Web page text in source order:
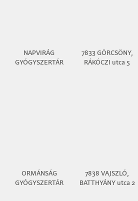
NAPVIRÁG
GYÓGYSZERTÁR
7833 GÖRCSÖNY,
RÁKÓCZI utca 5
ORMÁNSÁG
GYÓGYSZERTÁR
7838 VAJSZLÓ,
BATTHYÁNY utca 2